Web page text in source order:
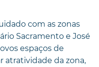
com as zonas
Sacramento e José
espaços de
atratividade da zona,